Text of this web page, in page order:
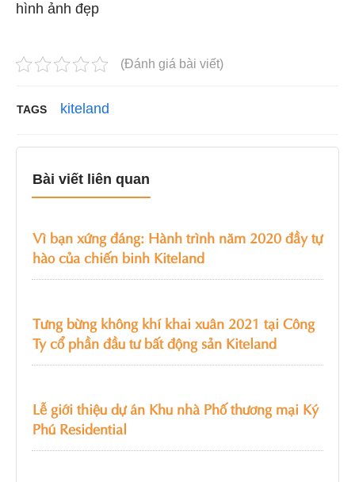
hình ảnh đẹp
(Đánh giá bài viết)
TAGS kiteland
Bài viết liên quan
Vì bạn xứng đáng: Hành trình năm 2020 đầy tự
hào của chiến binh Kiteland
Tưng bừng không khí khai xuân 2021 tại Công
Ty cổ phần đầu tư bất động sản Kiteland
Lễ giới thiệu dự án Khu nhà Phố thương mại Ký
Phú Residential